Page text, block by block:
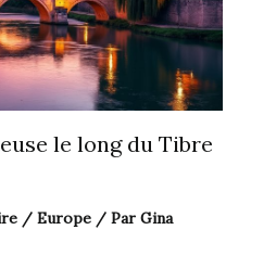
le long du Tibre
/ Europe/ Par Gina